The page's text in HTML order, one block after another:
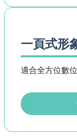
一頁式形
適合全方位數